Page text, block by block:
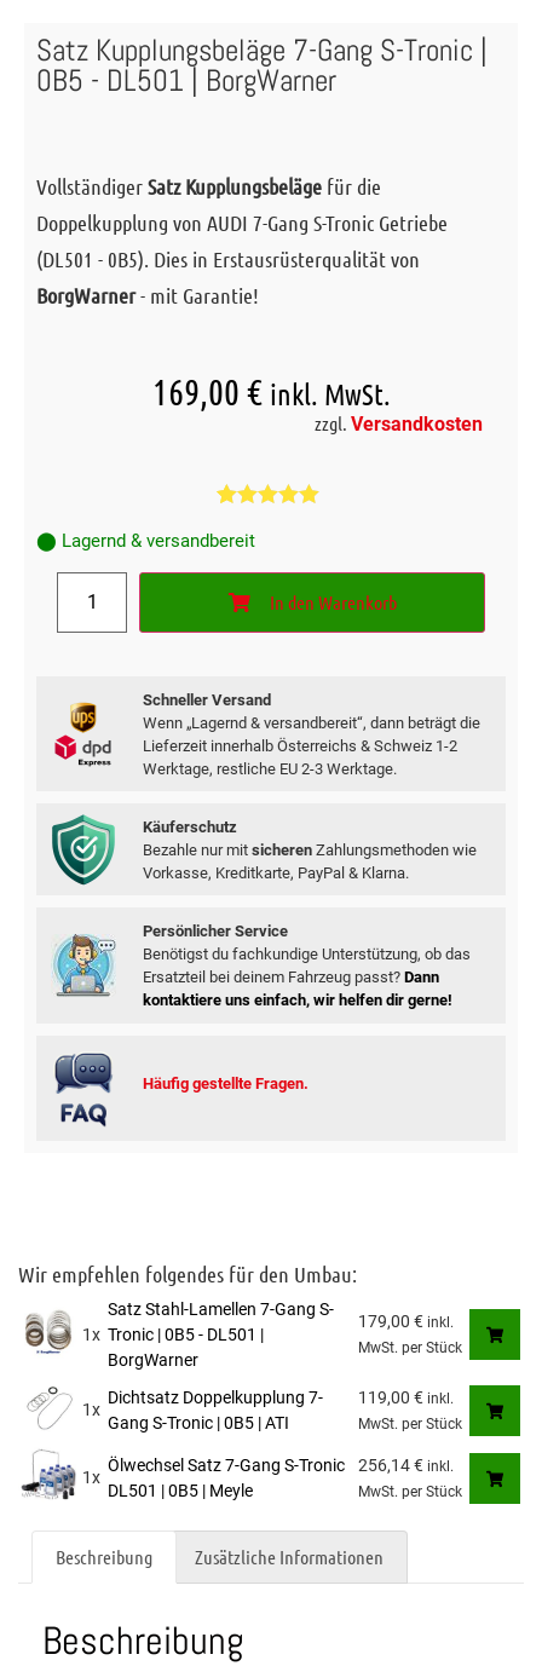
Satz Kupplungsbeläge 7-Gang S-Tronic |
0B5 - DL501 | BorgWarner
VollständigerSatz Kupplungsbeläge für die
Doppelkupplung von AUDI 7-Gang S-Tronic Getriebe
(DL501 - 0B5). Dies in Erstausrüsterqualität von
BorgWarner- mit Garantie!
169,00€ inkl. MwSt.
zzgl. Versandkosten
5.00von 5,
Kundenbewertungen
⬤ Lagernd & versandbereit
In den Warenkorb
Schneller Versand
Wenn „Lagernd & versandbereit“, dann beträgt die
Lieferzeit innerhalb Österreichs & Schweiz 1-2
Werktage, restliche EU 2-3 Werktage.
Käuferschutz
Bezahle nur mit sicherenZahlungsmethoden wie
Vorkasse, Kreditkarte, PayPal & Klarna.
Persönlicher Service
Benötigst du fachkundige Unterstützung, ob das
Ersatzteil bei deinem Fahrzeug passt? Dann
kontaktiere uns einfach, wir helfen dir gerne!
Häufig gestellte Fragen.
Wir empfehlen folgendes für den Umbau:
1x
Satz Stahl-Lamellen 7-Gang S-
Tronic | 0B5 - DL501 |
BorgWarner
179,00 € inkl.
MwSt. per Stück
1x
Dichtsatz Doppelkupplung 7-
Gang S-Tronic | 0B5 | ATI
119,00 € inkl.
MwSt. per Stück
1x
Ölwechsel Satz 7-Gang S-Tronic
DL501 | 0B5 | Meyle
256,14€ inkl.
MwSt. per Stück
Beschreibung Zusätzliche Informationen
Beschreibung